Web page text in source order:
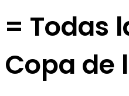
= Todas
Copa de